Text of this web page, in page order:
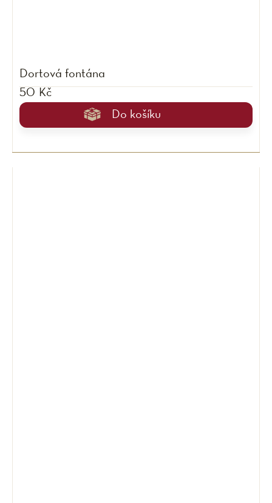
Dortová fontána
50 Kč
Do košíku